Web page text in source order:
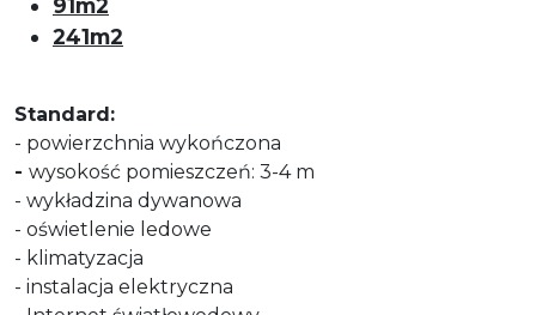
91m2
241m2
Standard:
- powierzchnia wykończona
- wysokość pomieszczeń: 3-4 m
- wykładzina dywanowa
- oświetlenie ledowe
- klimatyzacja
- instalacja elektryczna